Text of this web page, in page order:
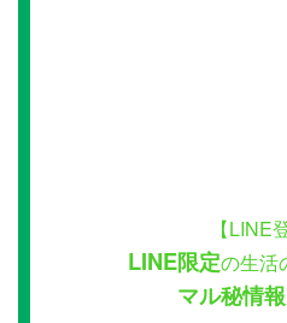
【LINE
LINE限定の生活
マル秘情報